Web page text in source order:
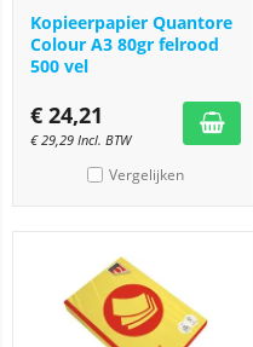
Kopieerpapier Quantore
Colour A3 80gr felrood
500 vel
€ 24,21
€29,29 Incl. BTW
Vergelijken